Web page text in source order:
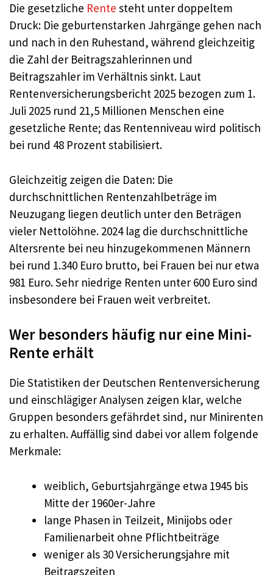
Die gesetzliche Rente steht unter doppeltem
Druck: Die geburtenstarken Jahrgänge gehen nach
und nach in den Ruhestand, während gleichzeitig
die Zahl der Beitragszahlerinnen und
Beitragszahler im Verhältnis sinkt. Laut
Rentenversicherungsbericht 2025 bezogen zum 1.
Juli 2025 rund 21,5 Millionen Menschen eine
gesetzliche Rente; das Rentenniveau wird politisch
bei rund 48 Prozent stabilisiert.
Gleichzeitig zeigen die Daten: Die
durchschnittlichen Rentenzahlbeträge im
Neuzugang liegen deutlich unter den Beträgen
vieler Nettolöhne. 2024 lag die durchschnittliche
Altersrente bei neu hinzugekommenen Männern
bei rund 1.340 Euro brutto, bei Frauen bei nur etwa
981 Euro. Sehr niedrige Renten unter 600 Euro sind
insbesondere bei Frauen weit verbreitet.
Wer besonders häufig nur eine Mini-
Rente erhält
Die Statistiken der Deutschen Rentenversicherung
und einschlägiger Analysen zeigen klar, welche
Gruppen besonders gefährdet sind, nur Minirenten
zu erhalten. Auffällig sind dabei vor allem folgende
Merkmale:
weiblich, Geburtsjahrgänge etwa 1945 bis
Mitte der 1960er-Jahre
lange Phasen in Teilzeit, Minijobs oder
Familienarbeit ohne Pflichtbeiträge
weniger als 30 Versicherungsjahre mit
Beitragszeiten